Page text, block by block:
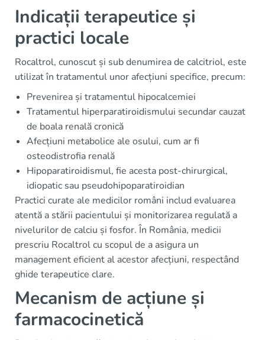
Indicații terapeutice și
practici locale
Rocaltrol, cunoscut și sub denumirea de calcitriol, este
utilizat în tratamentul unor afecțiuni specifice, precum:
Prevenirea și tratamentul hipocalcemiei
Tratamentul hiperparatiroidismului secundar cauzat
de boala renală cronică
Afecțiuni metabolice ale osului, cum ar fi
osteodistrofia renală
Hipoparatiroidismul, fie acesta post-chirurgical,
idiopatic sau pseudohipoparatiroidian
Practici curate ale medicilor români includ evaluarea
atentă a stării pacientului și monitorizarea regulată a
nivelurilor de calciu și fosfor. În România, medicii
prescriu Rocaltrol cu scopul de a asigura un
management eficient al acestor afecțiuni, respectând
ghide terapeutice clare.
Mecanism de acțiune și
farmacocinetică